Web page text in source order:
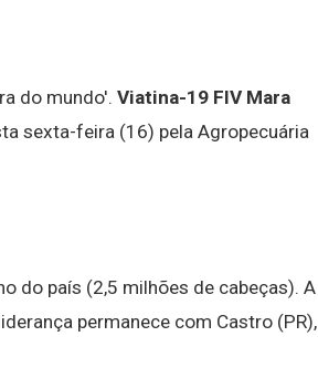
do mundo'. Viatina-19 FIV Mara
sexta-feira (16) pela Agropecuária
do país (2,5 milhões de cabeças). A
permanece com Castro (PR),